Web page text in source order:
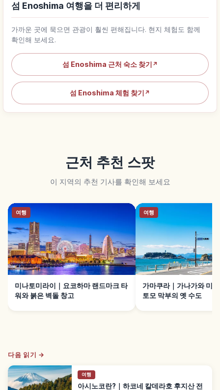
섬 Enoshima 여행을 더 편리하게
가까운 곳에 묵으면 관광이 훨씬 편해집니다. 현지 체험도 함께
확인해 보세요.
섬 Enoshima 근처 숙소 찾기 ↗
섬 Enoshima 체험 찾기 ↗
근처 추천 스팟
이 지역의 추천 기사를 확인해 보세요
여행
미나토미라이｜요코하마 랜드마크 타
워와 붉은 벽돌 창고
여행
가마쿠라｜가나가와 미
토모 막부의 옛 수도
다음 읽기 →
여행
아시노코란?｜하코네 칼데라호 후지산 전